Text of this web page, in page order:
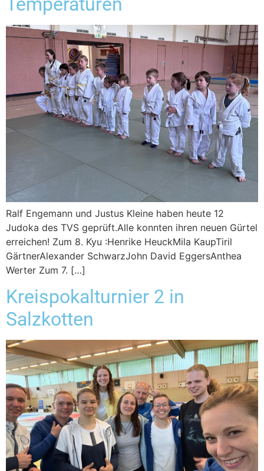
Ralf Engemann und Justus Kleine haben heute 12
Judoka des TVS geprüft.Alle konnten ihren neuen Gürtel
erreichen! Zum 8. Kyu :Henrike HeuckMila KaupTiril
GärtnerAlexander SchwarzJohn David EggersAnthea
Werter Zum 7. […]
Kreispokalturnier 2 in
Salzkotten